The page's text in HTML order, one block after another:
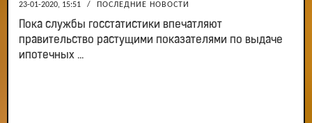
23-01-2020, 15:51 / ПОСЛЕДНИЕ НОВОСТИ
Пока службы госстатистики впечатляют
правительство растущими показателями по выдаче
ипотечных ...